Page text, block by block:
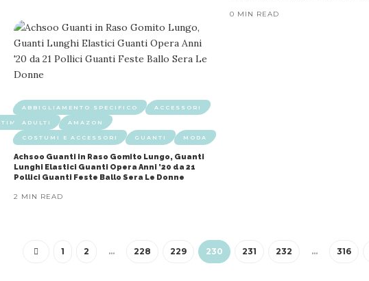
0 MIN READ
ABBIGLIAMENTO SPECIFICO ACCESSORI
ADULTI AMAZON
COSTUMI E ACCESSORI GUANTI MODA
Achsoo Guanti in Raso Gomito Lungo, Guanti
Lunghi Elastici Guanti Opera Anni ’20 da 21
Pollici Guanti Feste Ballo Sera Le Donne
2 MIN READ
1 2 … 228 229 230 231 232 … 316